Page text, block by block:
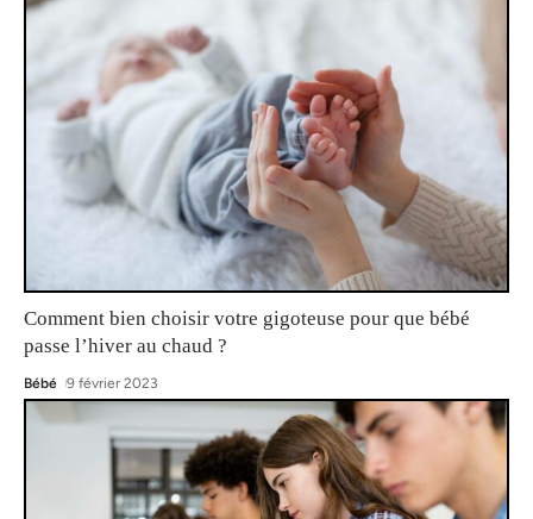
Comment bien choisir votre gigoteuse pour que bébé
passe l’hiver au chaud ?
Bébé 9 février 2023